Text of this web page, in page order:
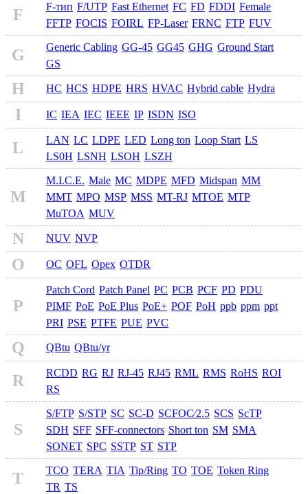
F F-тип F/UTP Fast Ethernet FC FD FDDI Female
FFTP FOCIS FOIRL FP-Laser FRNC FTP FUV
G Generic Cabling GG-45 GG45 GHG Ground Start
GS
H HC HCS HDPE HRS HVAC Hybrid cable Hydra
I IC IEA IEC IEEE IP ISDN ISO
L LAN LC LDPE LED Long ton Loop Start LS
LS0H LSNH LSOH LSZH
M
M.I.C.E. Male MC MDPE MFD Midspan MM
MMT MPO MSP MSS MT-RJ MTOE MTP
MuTOA MUV
N NUV NVP
O OC OFL Opex OTDR
P
Patch Cord Patch Panel PC PCB PCF PD PDU
PIMF PoE PoE Plus PoE+ POF PoH ppb ppm ppt
PRI PSE PTFE PUE PVC
Q QBtu QBtu/yr
R RCDD RG RJ RJ-45 RJ45 RML RMS RoHS ROI
RS
S
S/FTP S/STP SC SC-D SCFOC⁄2.5 SCS ScTP
SDH SFF SFF-connectors Short ton SM SMA
SONET SPC SSTP ST STP
T TCO TERA TIA Tip/Ring TO TOE Token Ring
TR TS